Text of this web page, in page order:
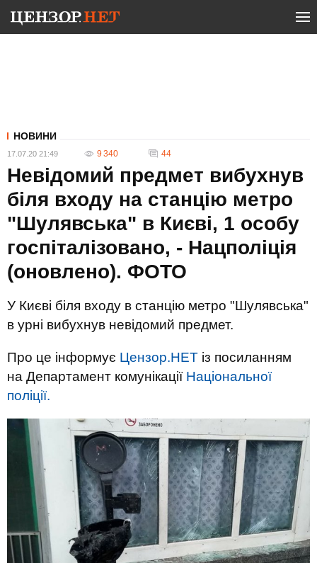
НОВИНИ
17.07.20 21:49 9 340 44
Невідомий предмет вибухнув
біля входу на станцію метро
"Шулявська" в Києві, 1 особу
госпіталізовано, - Нацполіція
(оновлено). ФОТО
У Києві біля входу в станцію метро "Шулявська"
в урні вибухнув невідомий предмет.
Про це інформує Цензор.НЕТ із посиланням
на Департамент комунікації Національної
поліції.